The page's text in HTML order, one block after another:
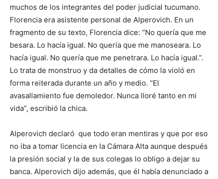
muchos de los integrantes del poder judicial tucumano.
Florencia era asistente personal de Alperovich. En un
fragmento de su texto, Florencia dice: “No quería que me
besara. Lo hacía igual. No quería que me manoseara. Lo
hacía igual. No quería que me penetrara. Lo hacía igual.”.
Lo trata de monstruo y da detalles de cómo la violó en
forma reiterada durante un año y medio. “El
avasallamiento fue demoledor. Nunca lloré tanto en mi
vida”, escribió la chica.
Alperovich declaró que todo eran mentiras y que por eso
no iba a tomar licencia en la Cámara Alta aunque después
la presión social y la de sus colegas lo obligo a dejar su
banca. Alperovich dijo además, que él había denunciado a